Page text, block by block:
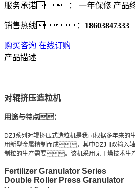
服务承诺： 一年保修 产品
销售热线： 18603847333
购买咨询 在线订购
产品描述
对辊挤压造粒机
用途与特点：
DZJ系列对辊挤压式造粒机是我司根据多年
用新型金属精制而成，其中DZJ-II双输入
制粒的生产需要。该机采用无干燥技
Fertilizer Granulator Series
Double Roller Press Granulator